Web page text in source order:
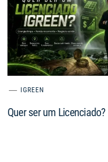
IGREEN
Quer ser um Licenciado?